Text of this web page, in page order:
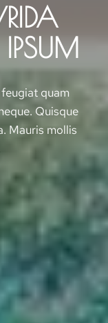
quam
Quisque
Mauris mollis